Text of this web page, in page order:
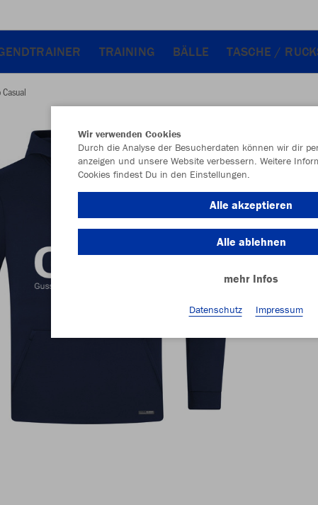
TRAINING BÄLLE TASCHE /
Wir verwenden Cookies
Durch die Analyse der Besucherdaten können wir dir
anzeigen und unsere Website verbessern. Weitere
Cookies findest Du in den Einstellungen.
Alle akzeptieren
Alle ablehnen
mehr Infos
Datenschutz Impressum